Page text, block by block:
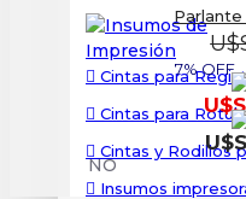
Cintas para
Cintas para
Cintas y Rodillos
Insumos
Parlante
7% OFF
NO